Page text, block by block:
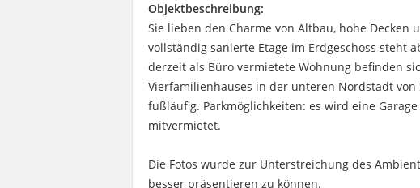
Objektbeschreibung:
Sie lieben den Charme von Altbau, hohe Decken
vollständig sanierte Etage im Erdgeschoss steht
derzeit als Büro vermietete Wohnung befinden
Vierfamilienhauses in der unteren Nordstadt
fußläufig. Parkmöglichkeiten: es wird eine
mitvermietet.
Die Fotos wurde zur Unterstreichung des
besser präsentieren zu können.